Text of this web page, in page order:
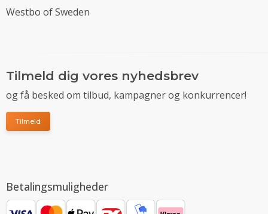
Westbo of Sweden
Tilmeld dig vores nyhedsbrev
og få besked om tilbud, kampagner og konkurrencer!
Tilmeld
Betalingsmuligheder